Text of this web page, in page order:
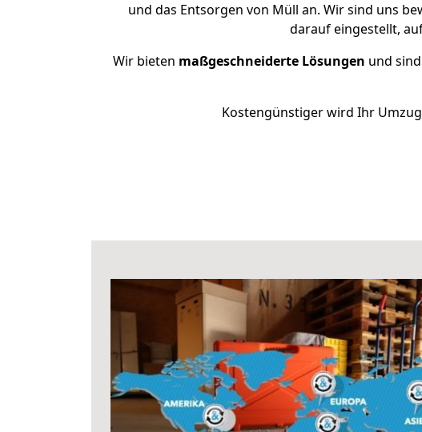
und das Entsorgen von Müll an. Wir sind uns
darauf eingestellt,
Wir bieten maßgeschneiderte Lösungen und
Kostengünstiger wird Ihr